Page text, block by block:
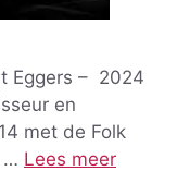
Eggers – 2024
en
met de Folk
… Lees meer